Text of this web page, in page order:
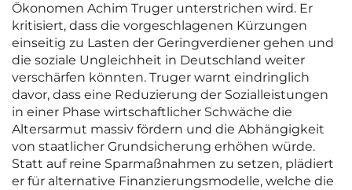
Ökonomen Achim Truger unterstrichen wird. Er
kritisiert, dass die vorgeschlagenen Kürzungen
einseitig zu Lasten der Geringverdiener gehen und
die soziale Ungleichheit in Deutschland weiter
verschärfen könnten. Truger warnt eindringlich
davor, dass eine Reduzierung der Sozialleistungen
in einer Phase wirtschaftlicher Schwäche die
Altersarmut massiv fördern und die Abhängigkeit
von staatlicher Grundsicherung erhöhen würde.
Statt auf reine Sparmaßnahmen zu setzen, plädiert
er für alternative Finanzierungsmodelle, welche die